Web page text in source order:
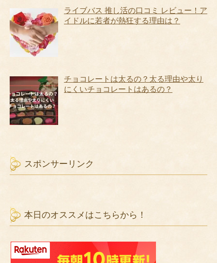
ライブバス 推し活の口コミ レビュー！ア
イドルに若者が熱狂する理由は？
チョコレートは太るの？太る理由や太り
にくいチョコレートはあるの？
スポンサーリンク
本日のオススメはこちらから！